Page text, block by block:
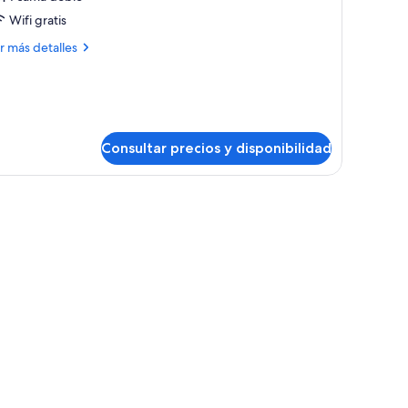
Wifi gratis
más detalles
Consultar precios y disponibilidad